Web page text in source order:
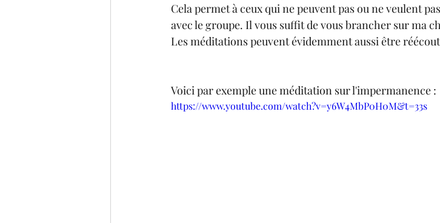
Cela permet à ceux qui ne peuvent pas ou ne veulent
avec le groupe. Il vous suffit de vous brancher sur ma
Les méditations peuvent évidemment aussi être
Voici par exemple une méditation sur l'impermanence :
https://www.youtube.com/watch?v=y6W4MbP0H0M&t=33s